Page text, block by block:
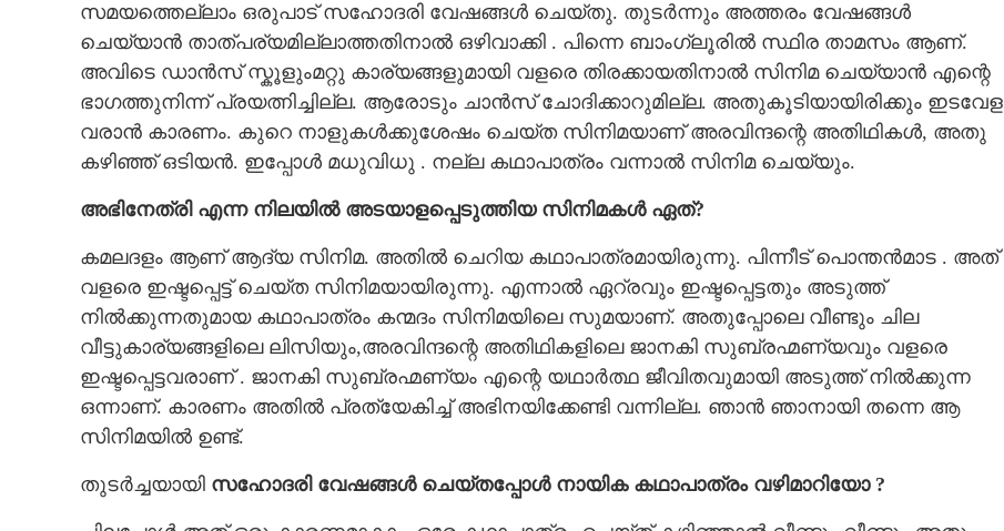
സമയത്തെല്ലാം ഒരുപാട് സഹോദരി വേഷങ്ങൾ ചെയ്തു. തുടർന്നും അത്തരം വേഷങ്ങൾ
ചെയ്യാൻ താത്പര്യമില്ലാത്തതിനാൽ ഒഴിവാക്കി . പിന്നെ ബാംഗ്ലൂരിൽ സ്ഥിര താമസം ആണ്.
അവിടെ ഡാൻസ് സ്കൂളുംമറ്റു കാര്യങ്ങളുമായി വളരെ തിരക്കായതിനാൽ സിനിമ ചെയ്യാൻ എന്റെ
ഭാഗത്തുനിന്ന് പ്രയത്നിച്ചില്ല. ആരോടും ചാൻസ് ചോദിക്കാറുമില്ല. അതുകൂടിയായിരിക്കും ഇടവേള
വരാൻ കാരണം. കുറെ നാളുകൾക്കുശേഷം ചെയ്ത സിനിമയാണ് അരവിന്ദന്റെ അതിഥികൾ, അതു
കഴിഞ്ഞ് ഒടിയൻ. ഇപ്പോൾ മധുവിധു . നല്ല കഥാപാത്രം വന്നാൽ സിനിമ ചെയ്യും.
അഭിനേത്രി എന്ന നിലയിൽ അടയാളപ്പെടുത്തിയ സിനിമകൾ ഏത്?
കമലദളം ആണ് ആദ്യ സിനിമ. അതിൽ ചെറിയ കഥാപാത്രമായിരുന്നു. പിന്നീട് പൊന്തൻമാട . അത്
വളരെ ഇഷ്ടപ്പെട്ട് ചെയ്ത സിനിമയായിരുന്നു. എന്നാൽ ഏറ്രവും ഇഷ്ടപ്പെട്ടതും അടുത്ത്
നിൽക്കുന്നതുമായ കഥാപാത്രം കന്മദം സിനിമയിലെ സുമയാണ്. അതുപ്പോലെ വീണ്ടും ചില
വീട്ടുകാര്യങ്ങളിലെ ലിസിയും,അരവിന്ദന്റെ അതിഥികളിലെ ജാനകി സുബ്രഹ്മണ്യവും വളരെ
ഇഷ്ടപ്പെട്ടവരാണ് . ജാനകി സുബ്രഹ്മണ്യം എന്റെ യഥാർത്ഥ ജീവിതവുമായി അടുത്ത് നിൽക്കുന്ന
ഒന്നാണ്. കാരണം അതിൽ പ്രത്യേകിച്ച് അഭിനയിക്കേണ്ടി വന്നില്ല. ഞാൻ ഞാനായി തന്നെ ആ
സിനിമയിൽ ഉണ്ട്.
തുടർച്ചയായി സഹോദരി വേഷങ്ങൾ ചെയ്തപ്പോൾ നായിക കഥാപാത്രം വഴിമാറിയോ ?
Share this link